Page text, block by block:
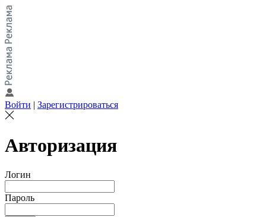
Войти | Зарегистрироваться
Авторизация
Логин
Пароль